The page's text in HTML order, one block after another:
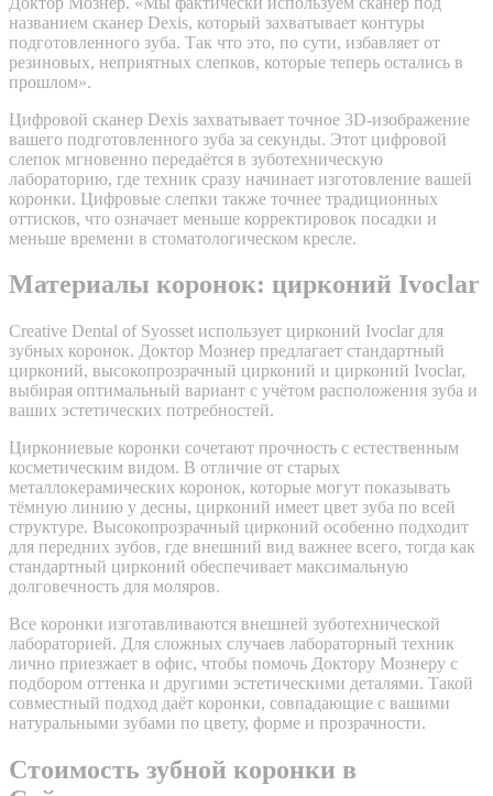
названием сканер Dexis, который захватывает контуры
подготовленного зуба. Так что это, по сути, избавляет от
резиновых, неприятных слепков, которые теперь остались в
прошлом».
Цифровой сканер Dexis захватывает точное 3D-изображение
вашего подготовленного зуба за секунды. Этот цифровой
слепок мгновенно передаётся в зуботехническую
лабораторию, где техник сразу начинает изготовление вашей
коронки. Цифровые слепки также точнее традиционных
оттисков, что означает меньше корректировок посадки и
меньше времени в стоматологическом кресле.
Материалы коронок: цирконий Ivoclar
Creative Dental of Syosset использует цирконий Ivoclar для
зубных коронок. Доктор Мознер предлагает стандартный
цирконий, высокопрозрачный цирконий и цирконий Ivoclar,
выбирая оптимальный вариант с учётом расположения зуба и
ваших эстетических потребностей.
Циркониевые коронки сочетают прочность с естественным
косметическим видом. В отличие от старых
металлокерамических коронок, которые могут показывать
тёмную линию у десны, цирконий имеет цвет зуба по всей
структуре. Высокопрозрачный цирконий особенно подходит
для передних зубов, где внешний вид важнее всего, тогда как
стандартный цирконий обеспечивает максимальную
долговечность для моляров.
Все коронки изготавливаются внешней зуботехнической
лабораторией. Для сложных случаев лабораторный техник
лично приезжает в офис, чтобы помочь Доктору Мознеру с
подбором оттенка и другими эстетическими деталями. Такой
совместный подход даёт коронки, совпадающие с вашими
натуральными зубами по цвету, форме и прозрачности.
Стоимость зубной коронки в